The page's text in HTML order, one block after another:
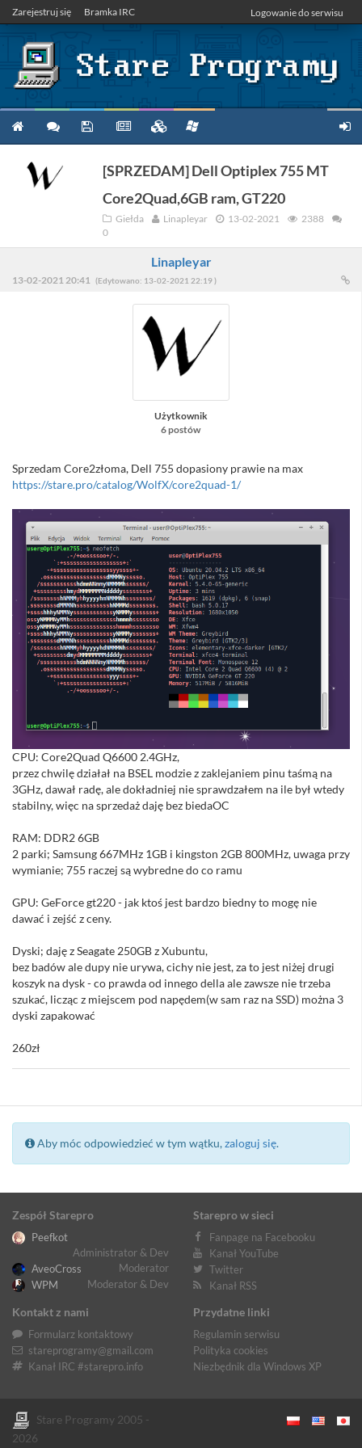
Zarejestruj się Bramka IRC Logowanie do serwisu
[SPRZEDAM] Dell Optiplex 755 MT
Core2Quad,6GB ram, GT220
Giełda Linapleyar 13-02-2021
2388
0
Linapleyar
13-02-2021 20:41 (Edytowano: 13-02-2021 22:19 )
Użytkownik
6 postów
Sprzedam Core2złoma, Dell 755 dopasiony prawie na max
https://stare.pro/catalog/WolfX/core2quad-1/
CPU: Core2Quad Q6600 2.4GHz,
przez chwilę działał na BSEL modzie z zaklejaniem pinu taśmą na
3GHz, dawał radę, ale dokładniej nie sprawdzałem na ile był wtedy
stabilny, więc na sprzedaż daję bez biedaOC
RAM: DDR2 6GB
2 parki; Samsung 667MHz 1GB i kingston 2GB 800MHz, uwaga przy
wymianie; 755 raczej są wybredne do co ramu
GPU: GeForce gt220 - jak ktoś jest bardzo biedny to mogę nie
dawać i zejść z ceny.
Dyski; daję z Seagate 250GB z Xubuntu,
bez badów ale dupy nie urywa, cichy nie jest, za to jest niżej drugi
koszyk na dysk - co prawda od innego della ale zawsze nie trzeba
szukać, licząc z miejscem pod napędem(w sam raz na SSD) można 3
dyski zapakować
260zł
Aby móc odpowiedzieć w tym wątku,zaloguj się.
Zespół Starepro
Peefkot
Administrator & Dev
AveoCross
Moderator
WPM
Moderator & Dev
Starepro w sieci
Fanpage na Facebooku
Kanał YouTube
Twitter
Kanał RSS
Kontakt z nami
Formularz kontaktowy
stareprogramy@gmail.com
Kanał IRC #starepro.info
Przydatne linki
Regulamin serwisu
Polityka cookies
Niezbędnik dla Windows XP
Stare Programy 2005 -
2026